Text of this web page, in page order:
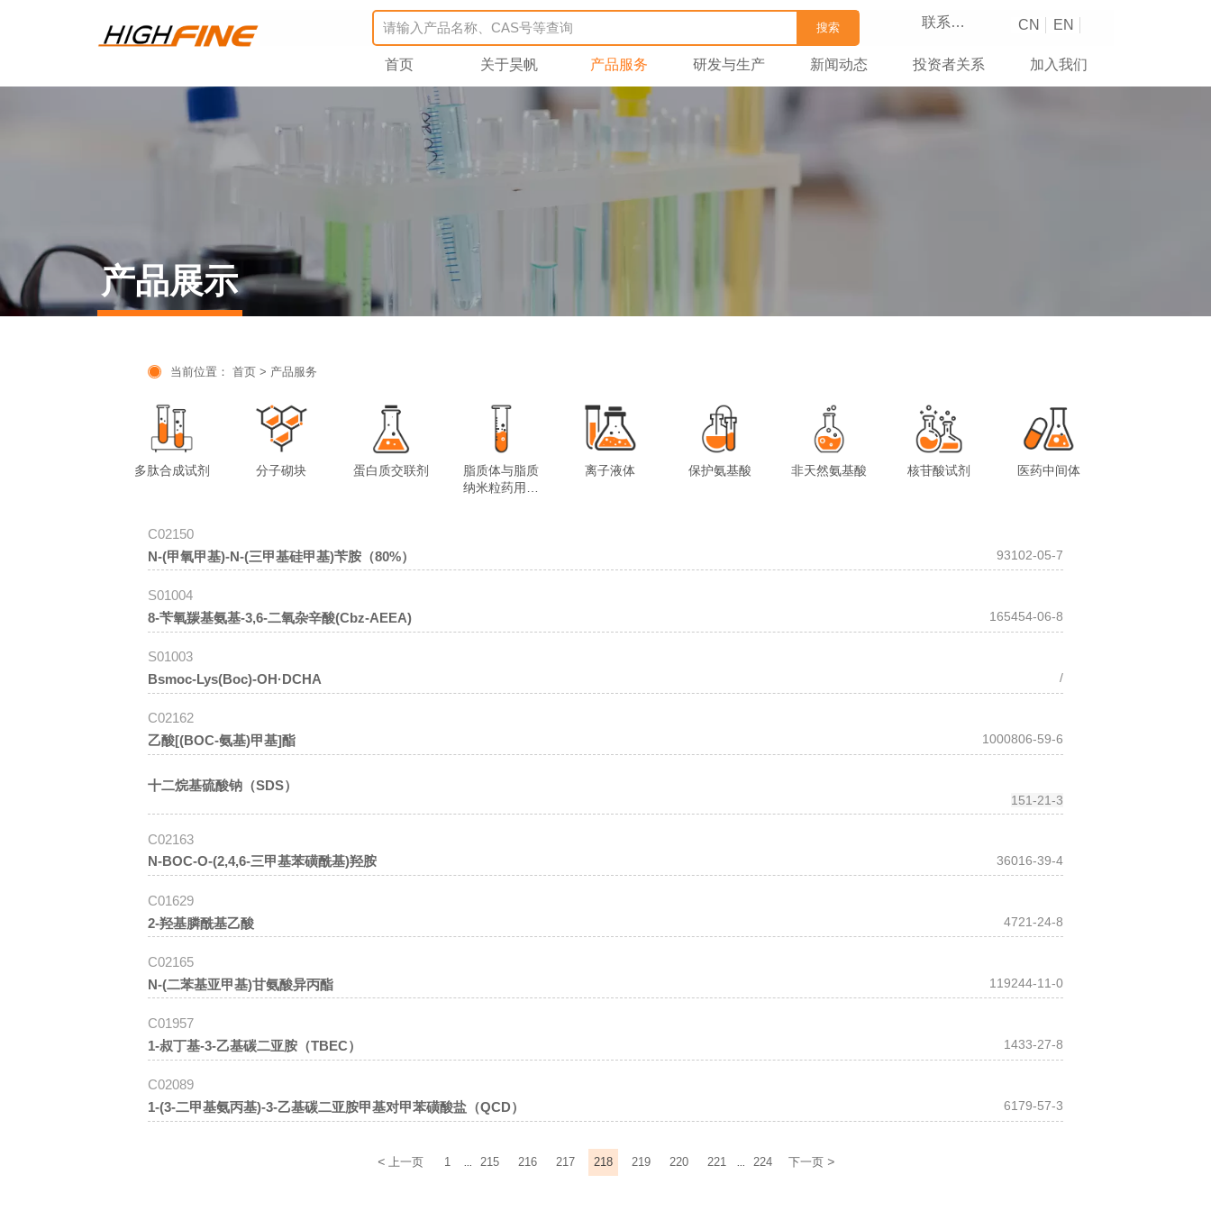
搜索 联系我们 CN EN
首页 关于昊帆 产品服务 研发与生产 新闻动态 投资者关系 加入我们
产品展示
 当前位置： 首页> 产品服务
多肽合成试剂 分子砌块 蛋白质交联剂
脂质体与脂质
纳米粒药用试
离子液体 保护氨基酸 非天然氨基酸 核苷酸试剂 医药中间体
C02150
N-(甲氧甲基)-N-(三甲基硅甲基)苄胺（80%）
93102-05-7
S01004
8-苄氧羰基氨基-3,6-二氧杂辛酸(Cbz-AEEA)
165454-06-8
S01003
Bsmoc-Lys(Boc)-OH·DCHA
/
C02162
乙酸[(BOC-氨基)甲基]酯
1000806-59-6
十二烷基硫酸钠（SDS）
151-21-3
C02163
N-BOC-O-(2,4,6-三甲基苯磺酰基)羟胺
36016-39-4
C01629
2-羟基膦酰基乙酸
4721-24-8
C02165
N-(二苯基亚甲基)甘氨酸异丙酯
119244-11-0
C01957
1-叔丁基-3-乙基碳二亚胺（TBEC）
1433-27-8
C02089
1-(3-二甲基氨丙基)-3-乙基碳二亚胺甲基对甲苯磺酸盐（QCD）
6179-57-3
<上一页 1 215 216 217 218 219 220 221 224 下一页 >